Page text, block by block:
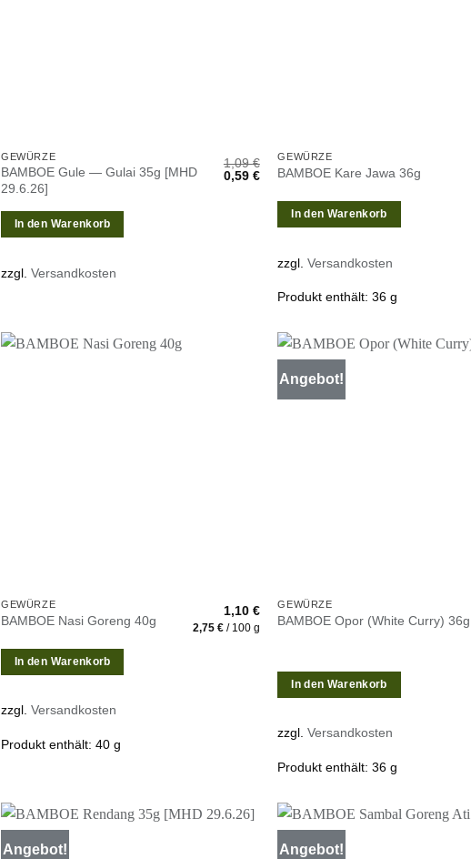
GEWÜRZE
BAMBOE Gule — Gulai 35g [MHD
29.6.26]
1,09€
Ursprünglicher
0,59 €Aktueller
0,59 €.
In den Warenkorb
zzgl.Versandkosten
GEWÜRZE
BAMBOE Kare Jawa 36g
In den Warenkorb
zzgl.Versandkosten
Produkt enthält: 36g
GEWÜRZE
BAMBOE Nasi Goreng 40g
1,10 €
2,75 €/ 100 g
In den Warenkorb
zzgl.Versandkosten
Produkt enthält: 40g
Angebot!
GEWÜRZE
BAMBOE Opor (White Curry) 36g
In den Warenkorb
zzgl.Versandkosten
Produkt enthält: 36g
Angebot! Angebot!